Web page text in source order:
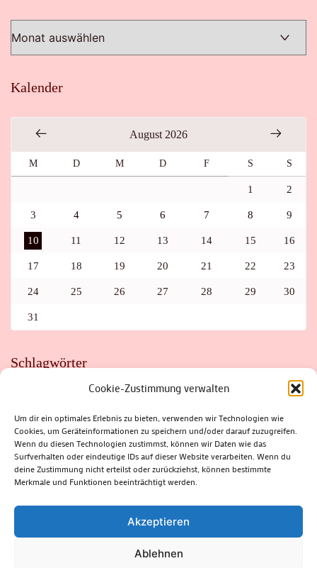
Cookie-Zustimmung verwalten
Um dir ein optimales Erlebnis zu bieten, verwenden wir Technologien wie
Cookies, um Geräteinformationen zu speichern und/oder darauf zuzugreifen.
Wenn du diesen Technologien zustimmst, können wir Daten wie das
Surfverhalten oder eindeutige IDs auf dieser Website verarbeiten. Wenn du
deine Zustimmung nicht erteilst oder zurückziehst, können bestimmte
Merkmale und Funktionen beeinträchtigt werden.
Akzeptieren
Ablehnen
Kalender
August 2026
M D M D F S S
1 2
3 4 5 6 7 8 9
10 11 12 13 14 15 16
17 18 19 20 21 22 23
24 25 26 27 28 29 30
31
Schlagwörter
FAHRRAD
FLOHMARKT FOLK GEWINNSPIEL
HITZE
HITZEFALLE AUTO
IRISH DANCE JAZZ
KABARETT
KINDER
KIRMES KLASSIK
KLEINE SUHLER REIHE
KRIMI
KULTUR LESUNG LOTTO
MEININGEN
PARASITEN
PILZE SCHLEUSINGEN
SCHULWEG
SOMMERFERIEN
SPORT SRH
STADTFEST
STADTMARKETING
STRASSENSPERRUNG
SUHL
SUHLER FRÜHLING
SUHLER STADTMARKETING
THÜRINGER WALD
ZELLA-MEHLIS